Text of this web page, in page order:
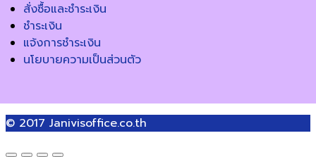
สั่งซื้อและชำระเงิน
ชำระเงิน
แจ้งการชำระเงิน
นโยบายความเป็นส่วนตัว
© 2017 Janivisoffice.co.th